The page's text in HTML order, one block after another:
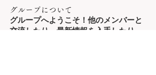
グループについて
グループへようこそ！他のメンバーと
交流したり、最新情報を入手したり、